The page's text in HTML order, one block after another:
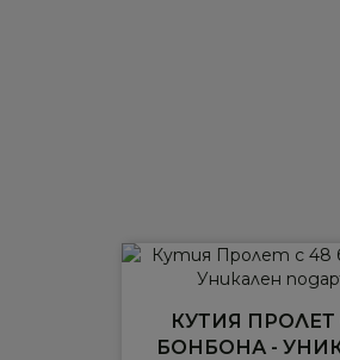
КУТИЯ ПРОЛЕТ
БОНБОНА -